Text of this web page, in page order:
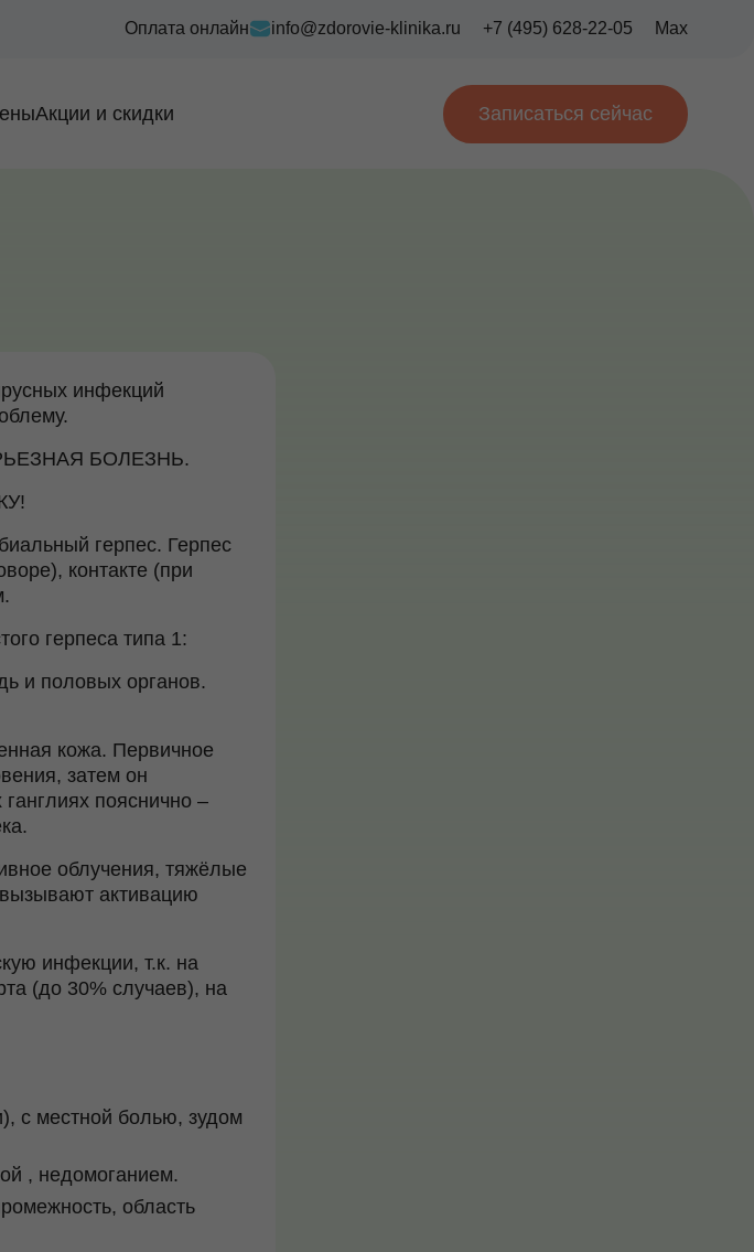
Оплата онлайн info@zdorovie-klinika.ru +7 (495) 628-22-05 Max
Акции и скидки Записаться сейчас
инфекций
БОЛЕЗНЬ.
герпес. Герпес
контакте (при
герпеса типа 1:
и половых органов.
кожа. Первичное
затем он
пояснично –
облучения, тяжёлые
активацию
инфекции, т.к. на
(до 30% случаев), на
с местной болью, зудом
, недомоганием.
область